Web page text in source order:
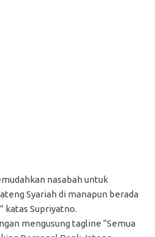
nasabah untuk
Syariah di manapun berada
katas Supriyatno.
mengusung tagline “Semua